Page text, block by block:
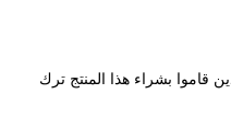
قاموا بشراء هذا المنتج ترك